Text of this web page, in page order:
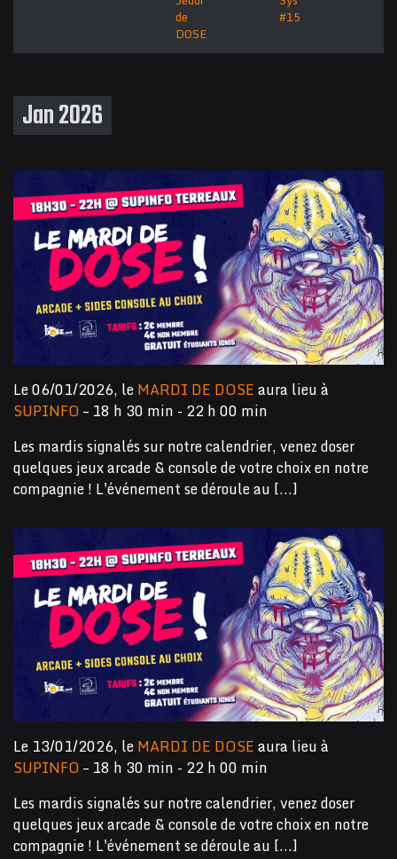
de
DOSE
#15
Jan 2026
Le 06/01/2026, leMARDI DE DOSEaura lieu à
SUPINFO– 18 h 30 min - 22 h 00 min
Les mardis signalés sur notre calendrier, venez doser
quelques jeux arcade & console de votre choix en notre
compagnie ! L'événement se déroule au [...]
Le 13/01/2026, leMARDI DE DOSEaura lieu à
SUPINFO– 18 h 30 min - 22 h 00 min
Les mardis signalés sur notre calendrier, venez doser
quelques jeux arcade & console de votre choix en notre
compagnie ! L'événement se déroule au [...]